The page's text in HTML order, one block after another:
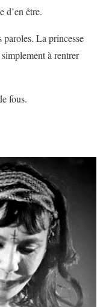
d’en être.
La princesse
à rentrer
fous.